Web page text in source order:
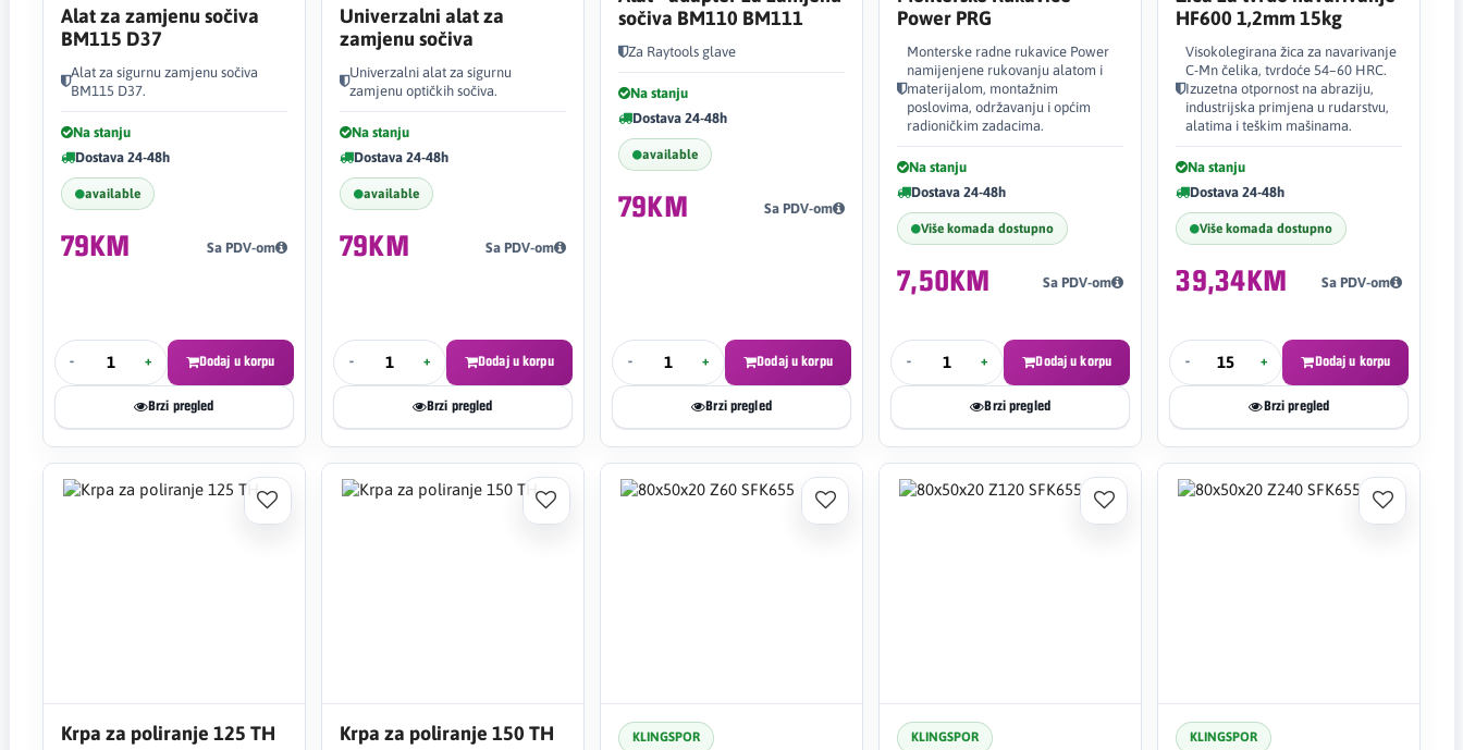
Alat za zamjenu sočiva
BM115 D37
Alat za sigurnu zamjenu sočiva
BM115 D37.
Na stanju
Dostava 24-48h
available
79KM Sa PDV-om
- + Dodaj u korpu
Brzi pregled
Univerzalni alat za
zamjenu sočiva
Univerzalni alat za sigurnu
zamjenu optičkih sočiva.
Na stanju
Dostava 24-48h
available
79KM Sa PDV-om
- + Dodaj u korpu
Brzi pregled
sočiva BM110 BM111
Za Raytools glave
Na stanju
Dostava 24-48h
available
79KM Sa PDV-om
- + Dodaj u korpu
Brzi pregled
Power PRG
Monterske radne rukavice Power
namijenjene rukovanju alatom i
materijalom, montažnim
poslovima, održavanju i općim
radioničkim zadacima.
Na stanju
Dostava 24-48h
Više komada dostupno
7,50KM Sa PDV-om
- + Dodaj u korpu
Brzi pregled
HF600 1,2mm 15kg
Visokolegirana žica za navarivanje
C-Mn čelika, tvrdoće 54–60 HRC.
Izuzetna otpornost na abraziju,
industrijska primjena u rudarstvu,
alatima i teškim mašinama.
Na stanju
Dostava 24-48h
Više komada dostupno
39,34KM Sa PDV-om
- + Dodaj u korpu
Brzi pregled
Krpa za poliranje 125 TH Krpa za poliranje 150 TH KLINGSPOR KLINGSPOR KLINGSPOR